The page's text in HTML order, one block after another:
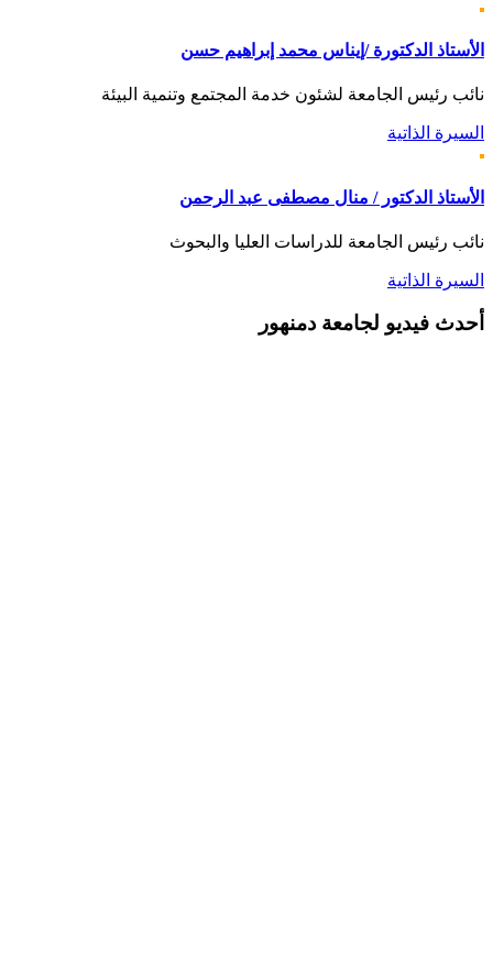
الأستاذ الدكتورة /إيناس محمد إبراهيم حسن
نائب رئيس الجامعة لشئون خدمة المجتمع وتنمية البيئة
السيرة الذاتية
الأستاذ الدكتور / منال مصطفى عبد الرحمن
نائب رئيس الجامعة للدراسات العليا والبحوث
السيرة الذاتية
أحدث فيديو لجامعة دمنهور